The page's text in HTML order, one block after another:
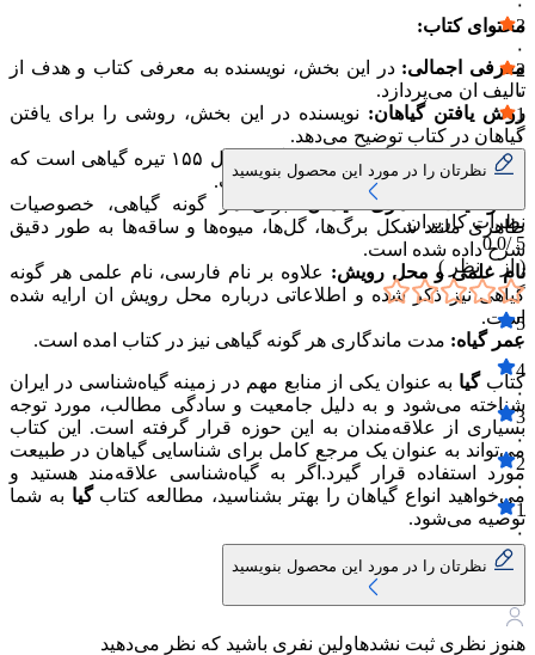
محتوای کتاب:
معرفی اجمالی: در این بخش، نویسنده به معرفی کتاب و هدف از
تالیف ان می‌پردازد.
روش یافتن گیاهان: نویسنده در این بخش، روشی را برای یافتن
گیاهان در کتاب توضیح می‌دهد.
فهرست تیره‌های گیاهی:
کتاب گیا شامل ۱۵۵ تیره گیاهی است که
هر یک به طور مفصل بررسی شده است.
خصوصیات ظاهری گیاهان:
برای هر گونه گیاهی، خصوصیات
ظاهری مانند شکل برگ‌ها، گل‌ها، میوه‌ها و ساقه‌ها به طور دقیق
شرح داده شده است.
نام علمی و محل رویش: علاوه بر نام فارسی، نام علمی هر گونه
گیاهی نیز ذکر شده و اطلاعاتی درباره محل رویش ان ارایه شده
است.
عمر گیاه: مدت ماندگاری هر گونه گیاهی نیز در کتاب امده است.
کتابگیا به عنوان یکی از منابع مهم در زمینه گیاه‌شناسی در ایران
شناخته می‌شود و به دلیل جامعیت و سادگی مطالب، مورد توجه
بسیاری از علاقه‌مندان به این حوزه قرار گرفته است. این کتاب
می‌تواند به عنوان یک مرجع کامل برای شناسایی گیاهان در طبیعت
مورد استفاده قرار گیرد.اگر به گیاه‌شناسی علاقه‌مند هستید و
می‌خواهید انواع گیاهان را بهتر بشناسید، مطالعه کتاب گیا به شما
توصیه می‌شود.
3
۰
2
۰
1
۰
نظرتان را در مورد این محصول بنویسید
نظرات کاربران
5 /
0.0
( از ۰ نظر )
5
۰
4
۰
3
۰
2
۰
1
۰
نظرتان را در مورد این محصول بنویسید
هنوز نظری ثبت نشدهاولین نفری باشید که نظر می‌دهید